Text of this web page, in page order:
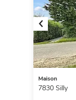
Previous
Maison
7830 Silly